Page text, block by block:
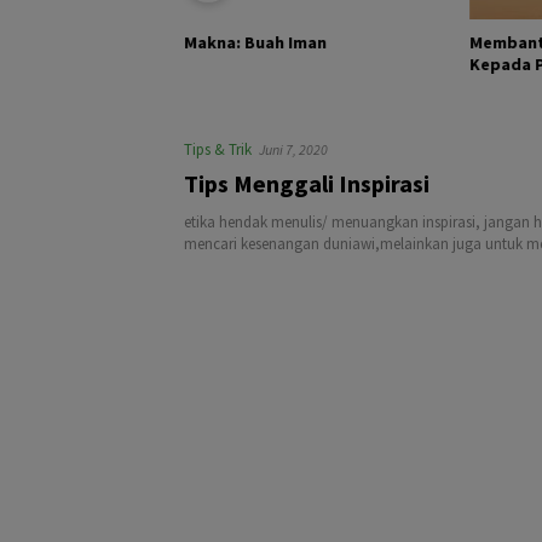
Makna: Buah Iman
Kepada
Tips & Trik Juni 7, 2020
Tips Menggali Inspirasi
etika hendak menulis/ menuangkan inspirasi, jangan
mencari kesenangan duniawi,melainkan juga untuk